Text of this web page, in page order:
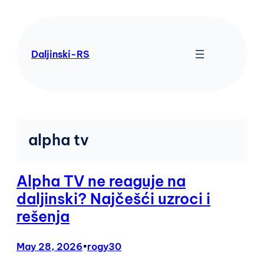
Daljinski-RS
alpha tv
Alpha TV ne reaguje na
daljinski? Najčešći uzroci i
rešenja
May 28, 2026•rogy30